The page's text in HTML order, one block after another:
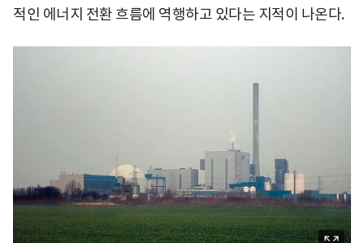
적인 에너지 전환 흐름에 역행하고 있다는 지적이 나온다.